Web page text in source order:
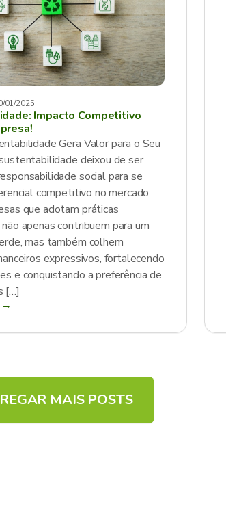
01/2025
Impacto Competitivo
Gera Valor para o Seu
deixou de ser
social para se
competitivo no mercado
que adotam práticas
apenas contribuem para um
mas também colhem
expressivos, fortalecendo
e conquistando a preferência de
[…]
→
MAIS POSTS